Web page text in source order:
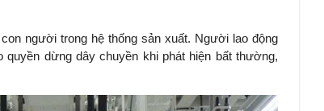
người trong hệ thống sản xuất. Người lao động
dừng dây chuyền khi phát hiện bất thường,